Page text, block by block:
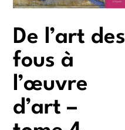
De l’art des
fous à
l’œuvre
d’art –